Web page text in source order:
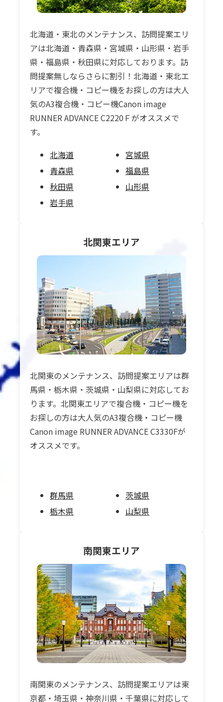
北海道・東北のメンテナンス、訪問提案エリ
アは北海道・青森県・宮城県・山形県・岩手
県・福島県・秋田県に対応しております。訪
問提案無しならさらに割引！北海道・東北エ
リアで複合機・コピー機をお探しの方は大人
気のA3複合機・コピー機Canon image
RUNNER ADVANCE C2220Ｆがオススメで
す。
北海道
青森県
秋田県
岩手県
宮城県
福島県
山形県
北関東エリア
北関東のメンテナンス、訪問提案エリアは群
馬県・栃木県・茨城県・山梨県に対応してお
ります。北関東エリアで複合機・コピー機を
お探しの方は大人気のA3複合機・コピー機
Canon image RUNNER ADVANCE C3330Fが
オススメです。
群馬県
栃木県
茨城県
山梨県
南関東エリア
南関東のメンテナンス、訪問提案エリアは東
京都・埼玉県・神奈川県・千葉県に対応して